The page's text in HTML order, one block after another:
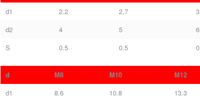
d1
2.2 2.7
d2
4 5 6
S
0.5 0.5
d M8 M10 M12
d1
8.6 10.8 13.3